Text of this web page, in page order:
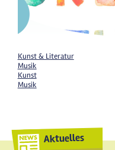
Kunst & Literatur
Musik
Kunst
Musik
Aktuelles